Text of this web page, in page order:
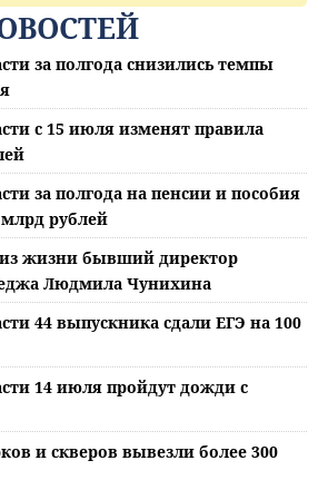
за полгода снизились темпы
с 15 июля изменят правила
за полгода на пенсии и пособия
рублей
жизни бывший директор
Людмила Чунихина
44 выпускника сдали ЕГЭ на 100
14 июля пройдут дожди с
и скверов вывезли более 300